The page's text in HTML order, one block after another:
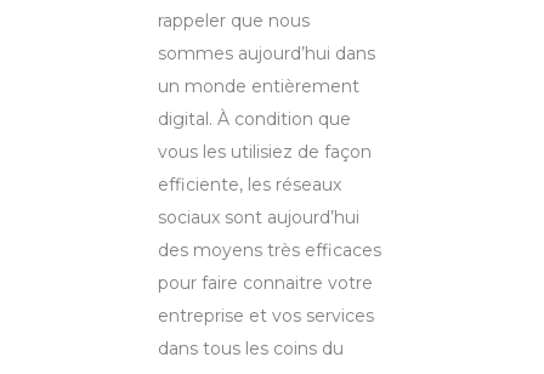
rappeler que nous
sommes aujourd’hui dans
un monde entièrement
digital. À condition que
vous les utilisiez de façon
efficiente, les réseaux
sociaux sont aujourd’hui
des moyens très efficaces
pour faire connaitre votre
entreprise et vos services
dans tous les coins du